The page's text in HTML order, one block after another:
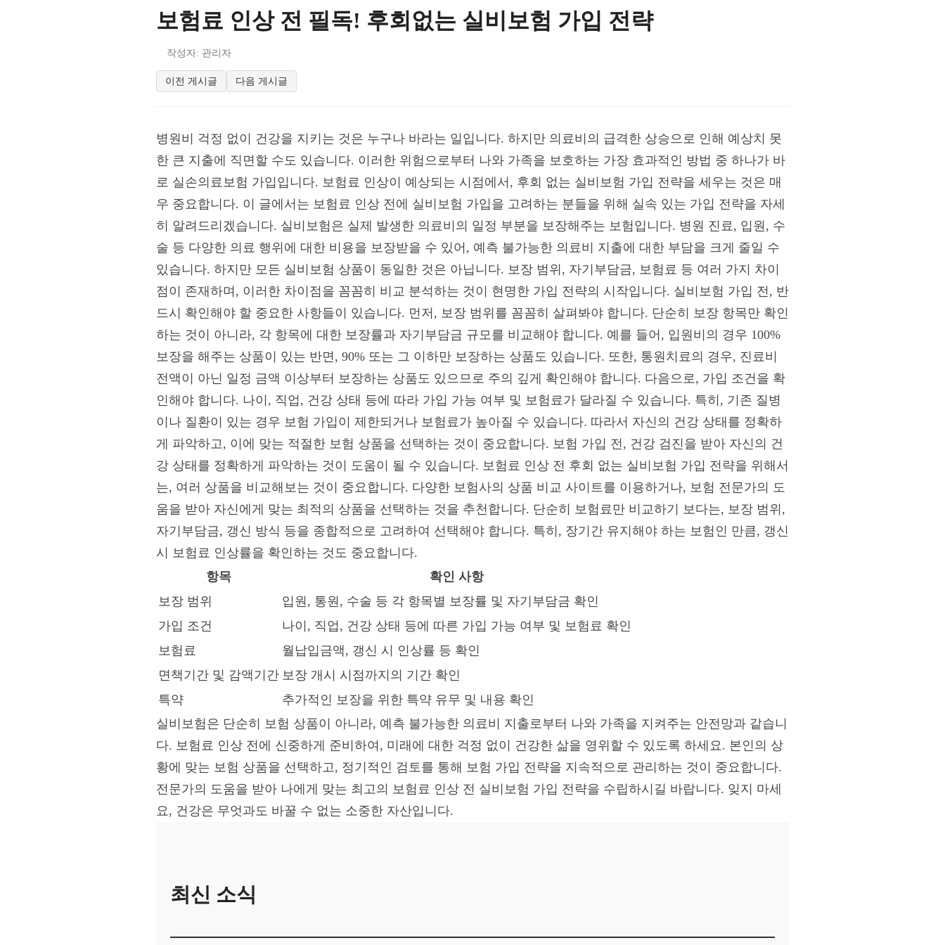
보험료 인상 전 필독! 후회없는 실비보험 가입 전략
작성자: 관리자
이전 게시글 다음 게시글
병원비 걱정 없이 건강을 지키는 것은 누구나 바라는 일입니다. 하지만 의료비의 급격한 상승으로 인해 예상치 못
한 큰 지출에 직면할 수도 있습니다. 이러한 위험으로부터 나와 가족을 보호하는 가장 효과적인 방법 중 하나가 바
로 실손의료보험 가입입니다. 보험료 인상이 예상되는 시점에서, 후회 없는 실비보험 가입 전략을 세우는 것은 매
우 중요합니다. 이 글에서는 보험료 인상 전에 실비보험 가입을 고려하는 분들을 위해 실속 있는 가입 전략을 자세
히 알려드리겠습니다. 실비보험은 실제 발생한 의료비의 일정 부분을 보장해주는 보험입니다. 병원 진료, 입원, 수
술 등 다양한 의료 행위에 대한 비용을 보장받을 수 있어, 예측 불가능한 의료비 지출에 대한 부담을 크게 줄일 수
있습니다. 하지만 모든 실비보험 상품이 동일한 것은 아닙니다. 보장 범위, 자기부담금, 보험료 등 여러 가지 차이
점이 존재하며, 이러한 차이점을 꼼꼼히 비교 분석하는 것이 현명한 가입 전략의 시작입니다. 실비보험 가입 전, 반
드시 확인해야 할 중요한 사항들이 있습니다. 먼저, 보장 범위를 꼼꼼히 살펴봐야 합니다. 단순히 보장 항목만 확인
하는 것이 아니라, 각 항목에 대한 보장률과 자기부담금 규모를 비교해야 합니다. 예를 들어, 입원비의 경우 100%
보장을 해주는 상품이 있는 반면, 90% 또는 그 이하만 보장하는 상품도 있습니다. 또한, 통원치료의 경우, 진료비
전액이 아닌 일정 금액 이상부터 보장하는 상품도 있으므로 주의 깊게 확인해야 합니다. 다음으로, 가입 조건을 확
인해야 합니다. 나이, 직업, 건강 상태 등에 따라 가입 가능 여부 및 보험료가 달라질 수 있습니다. 특히, 기존 질병
이나 질환이 있는 경우 보험 가입이 제한되거나 보험료가 높아질 수 있습니다. 따라서 자신의 건강 상태를 정확하
게 파악하고, 이에 맞는 적절한 보험 상품을 선택하는 것이 중요합니다. 보험 가입 전, 건강 검진을 받아 자신의 건
강 상태를 정확하게 파악하는 것이 도움이 될 수 있습니다. 보험료 인상 전 후회 없는 실비보험 가입 전략을 위해서
는, 여러 상품을 비교해보는 것이 중요합니다. 다양한 보험사의 상품 비교 사이트를 이용하거나, 보험 전문가의 도
움을 받아 자신에게 맞는 최적의 상품을 선택하는 것을 추천합니다. 단순히 보험료만 비교하기 보다는, 보장 범위,
자기부담금, 갱신 방식 등을 종합적으로 고려하여 선택해야 합니다. 특히, 장기간 유지해야 하는 보험인 만큼, 갱신
시 보험료 인상률을 확인하는 것도 중요합니다.
항목
확인 사항
보장 범위
입원, 통원, 수술 등 각 항목별 보장률 및 자기부담금 확인
가입 조건
나이, 직업, 건강 상태 등에 따른 가입 가능 여부 및 보험료 확인
보험료
월납입금액, 갱신 시 인상률 등 확인
면책기간 및 감액기간 보장 개시 시점까지의 기간 확인
특약
추가적인 보장을 위한 특약 유무 및 내용 확인
실비보험은 단순히 보험 상품이 아니라, 예측 불가능한 의료비 지출로부터 나와 가족을 지켜주는 안전망과 같습니
다. 보험료 인상 전에 신중하게 준비하여, 미래에 대한 걱정 없이 건강한 삶을 영위할 수 있도록 하세요. 본인의 상
황에 맞는 보험 상품을 선택하고, 정기적인 검토를 통해 보험 가입 전략을 지속적으로 관리하는 것이 중요합니다.
전문가의 도움을 받아 나에게 맞는 최고의 보험료 인상 전 실비보험 가입 전략을 수립하시길 바랍니다. 잊지 마세
요, 건강은 무엇과도 바꿀 수 없는 소중한 자산입니다.
최신 소식